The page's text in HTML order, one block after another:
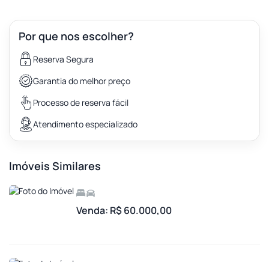
Por que nos escolher?
Reserva Segura
Garantia do melhor preço
Processo de reserva fácil
Atendimento especializado
Imóveis Similares
Venda: R$ 60.000,00